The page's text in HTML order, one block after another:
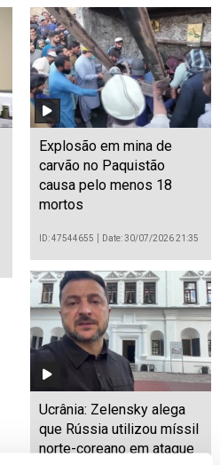
Explosão em mina de
carvão no Paquistão
causa pelo menos 18
mortos
ID: 47544655 Date: 30/07/2026 21:35
Ucrânia: Zelensky alega
que Rússia utilizou míssil
norte-coreano em ataque